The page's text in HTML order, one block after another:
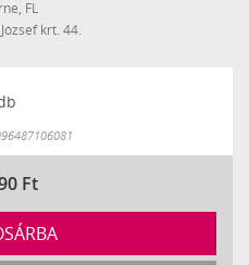
FL
József krt. 44.
Ft